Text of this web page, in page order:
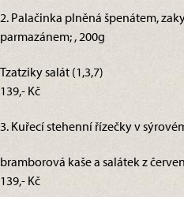
2. Palačinka plněná špenátem,
parmazánem; , 200g
Tzatziky salát (1,3,7)
139,- Kč
3. Kuřecí stehenní řízečky v
bramborová kaše a salátek z
139,- Kč